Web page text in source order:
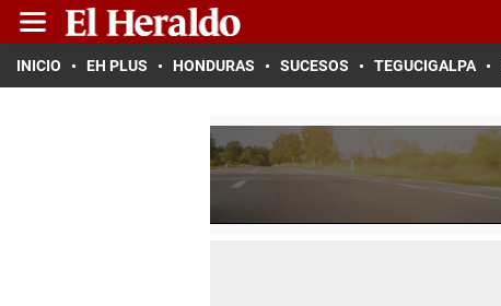
INICIO EH PLUS HONDURAS SUCESOS TEGUCIGALPA